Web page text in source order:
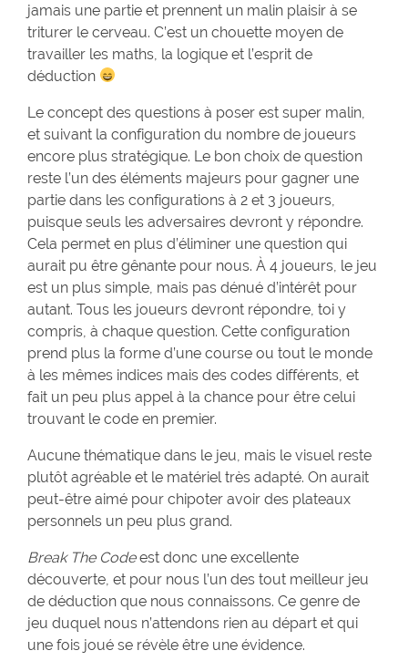
jamais une partie et prennent un malin plaisir à se
triturer le cerveau. C’est un chouette moyen de
travailler les maths, la logique et l’esprit de
déduction
Le concept des questions à poser est super malin,
et suivant la configuration du nombre de joueurs
encore plus stratégique. Le bon choix de question
reste l’un des éléments majeurs pour gagner une
partie dans les configurations à 2 et 3 joueurs,
puisque seuls les adversaires devront y répondre.
Cela permet en plus d’éliminer une question qui
aurait pu être gênante pour nous. À 4 joueurs, le jeu
est un plus simple, mais pas dénué d’intérêt pour
autant. Tous les joueurs devront répondre, toi y
compris, à chaque question. Cette configuration
prend plus la forme d’une course ou tout le monde
à les mêmes indices mais des codes différents, et
fait un peu plus appel à la chance pour être celui
trouvant le code en premier.
Aucune thématique dans le jeu, mais le visuel reste
plutôt agréable et le matériel très adapté. On aurait
peut-être aimé pour chipoter avoir des plateaux
personnels un peu plus grand.
Break The Codeest donc une excellente
découverte, et pour nous l’un des tout meilleur jeu
de déduction que nous connaissons. Ce genre de
jeu duquel nous n’attendons rien au départ et qui
une fois joué se révèle être une évidence.